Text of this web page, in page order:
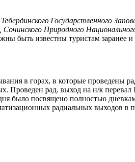
Тебердинского Государственного
Сочинского Природного
быть известны туристам заранее и
в горах, в которые проведены
Проведен рад. выход на н/к
было посвящено полностью
радиальных выходов в